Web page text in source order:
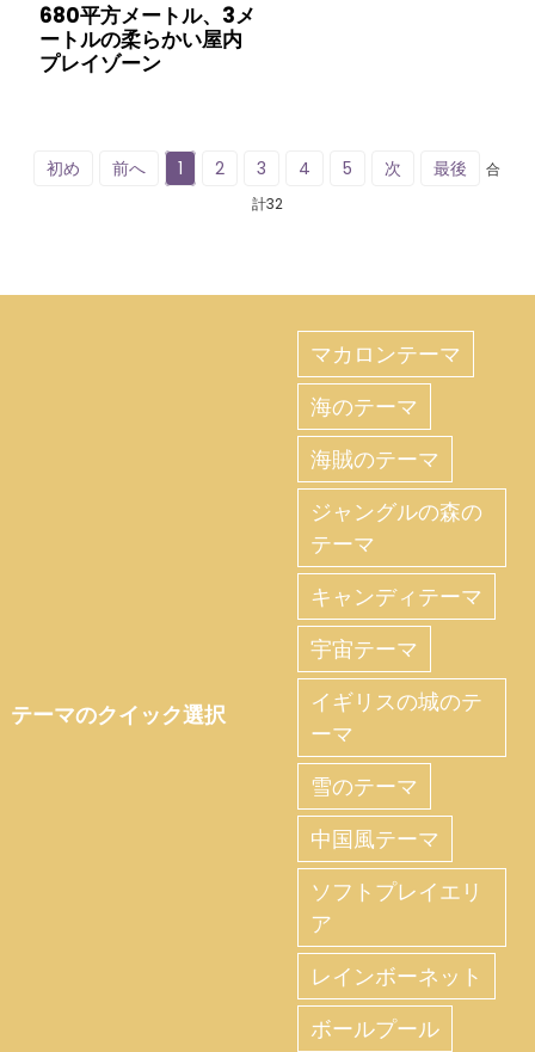
680平方メートル、3メ
ートルの柔らかい屋内
プレイゾーン
初め 前へ 1 2 3 4 5 次 最後
合
計32
テーマのクイック選択
マカロンテーマ
海のテーマ
海賊のテーマ
ジャングルの森の
テーマ
キャンディテーマ
宇宙テーマ
イギリスの城のテ
ーマ
雪のテーマ
中国風テーマ
ソフトプレイエリ
ア
レインボーネット
ボールプール